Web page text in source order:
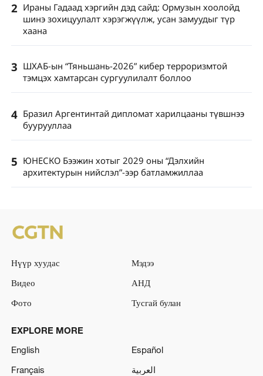
2 Ираны Гадаад хэргийн дэд сайд: Ормузын хоолойд
шинэ зохицуулалт хэрэгжүүлж, усан замуудыг түр
хаана
3 ШХАБ-ын “Тяньшань-2026” кибер терроризмтой
тэмцэх хамтарсан сургуулилалт боллоо
4 Бразил Аргентинтай дипломат харилцааны түвшнээ
буурууллаа
5 ЮНЕСКО Бээжин хотыг 2029 оны “Дэлхийн
архитектурын нийслэл”-ээр батламжиллаа
Нүүр хуудас
Мэдээ
Видео
АНД
Фото
Тусгай булан
EXPLORE MORE
English
Español
Français
العربية